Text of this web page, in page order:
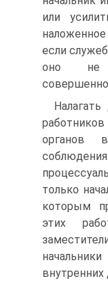
или
если
оно не
органов
только
которым
этих
внутренних